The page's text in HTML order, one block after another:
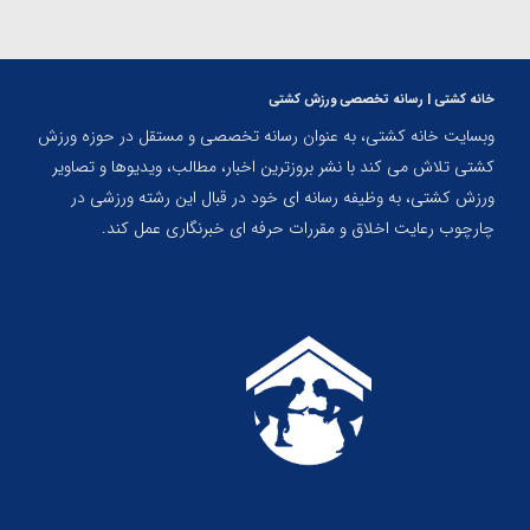
خانه کشتی | رسانه تخصصی ورزش کشتی
وبسایت خانه کشتی، به عنوان رسانه تخصصی و مستقل در حوزه ورزش
کشتی تلاش می کند با نشر بروزترین اخبار، مطالب، ویدیوها و تصاویر
ورزش کشتی، به وظیفه رسانه ای خود در قبال این رشته ورزشی در
چارچوب رعایت اخلاق و مقررات حرفه ای خبرنگاری عمل کند.